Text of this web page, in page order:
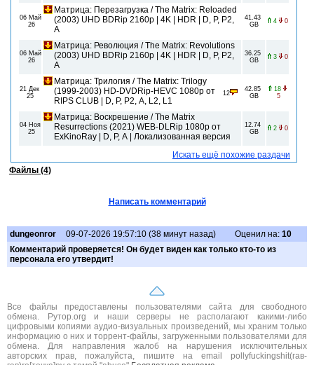
06 Май
26
Матрица: Перезагрузка / The Matrix: Reloaded
(2003) UHD BDRip 2160p | 4K | HDR | D, P, P2,
A
41.43
GB
4 0
06 Май
26
Матрица: Революция / The Matrix: Revolutions
(2003) UHD BDRip 2160p | 4K | HDR | D, P, P2,
A
36.25
GB
3 0
21 Дек
25
Матрица: Трилогия / The Matrix: Trilogy
(1999-2003) HD-DVDRip-HEVC 1080p от
RIPS CLUB | D, P, P2, A, L2, L1
12
42.85
GB
18
5
04 Ноя
25
Матрица: Воскрешение / The Matrix
Resurrections (2021) WEB-DLRip 1080p от
ExKinoRay | D, P, A | Локализованная версия
12.74
GB
2 0
Искать ещё похожие раздачи
Файлы (4)
Написать комментарий
dungeonror 09-07-2026 19:57:10 (38 минут назад) Оценил на: 10
Комментарий проверяется! Он будет виден как только кто-то из
персонала его утвердит!
Все файлы предоставлены пользователями сайта для свободного
обмена. Рутор.org и наши серверы не располагают какими-либо
цифровыми копиями аудио-визуальных произведений, мы храним только
информацию о них и торрент-файлы, загруженными пользователями для
обмена. Для направления жалоб на нарушения исключительных
авторских прав, пожалуйста, пишите на email pollyfuckingshit(гав-